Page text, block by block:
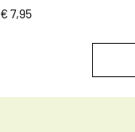
Prijs
€ 7,95